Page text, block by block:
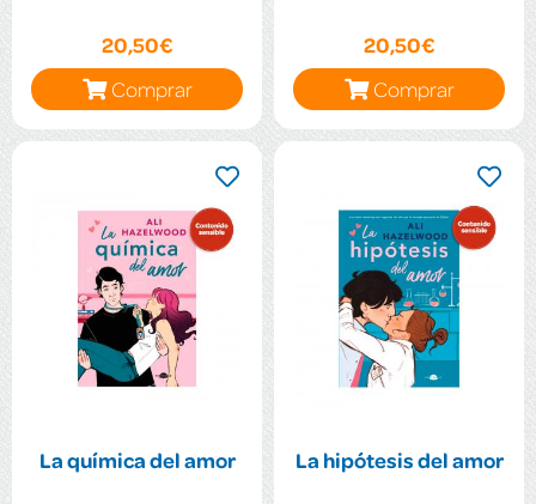
20,50€
Comprar
20,50€
Comprar
La química del amor La hipótesis del amor